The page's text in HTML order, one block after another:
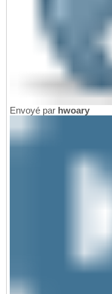
Envoyé par hwoary